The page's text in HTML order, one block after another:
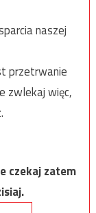
naszej
przetrwanie
zwlekaj więc,
czekaj zatem